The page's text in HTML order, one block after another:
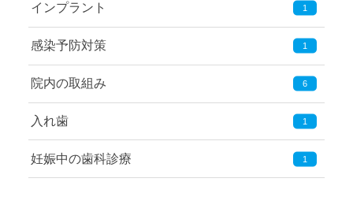
インプラント 1
感染予防対策 1
院内の取組み 6
入れ歯 1
妊娠中の歯科診療 1